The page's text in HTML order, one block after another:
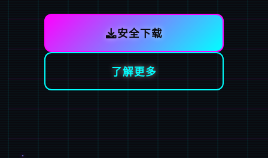
安全下载
了解更多